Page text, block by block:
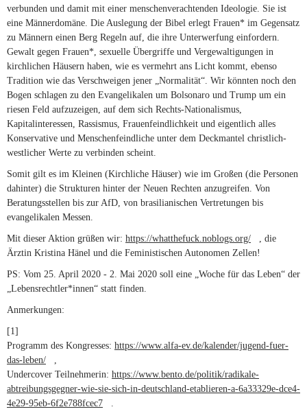
verbunden und damit mit einer menschenverachtenden Ideologie. Sie ist
eine Männerdomäne. Die Auslegung der Bibel erlegt Frauen* im Gegensatz
zu Männern einen Berg Regeln auf, die ihre Unterwerfung einfordern.
Gewalt gegen Frauen*, sexuelle Übergriffe und Vergewaltigungen in
kirchlichen Häusern haben, wie es vermehrt ans Licht kommt, ebenso
Tradition wie das Verschweigen jener „Normalität“. Wir könnten noch den
Bogen schlagen zu den Evangelikalen um Bolsonaro und Trump um ein
riesen Feld aufzuzeigen, auf dem sich Rechts-Nationalismus,
Kapitalinteressen, Rassismus, Frauenfeindlichkeit und eigentlich alles
Konservative und Menschenfeindliche unter dem Deckmantel christlich-
westlicher Werte zu verbinden scheint.
Somit gilt es im Kleinen (Kirchliche Häuser) wie im Großen (die Personen
dahinter) die Strukturen hinter der Neuen Rechten anzugreifen. Von
Beratungsstellen bis zur AfD, von brasilianischen Vertretungen bis
evangelikalen Messen.
Mit dieser Aktion grüßen wir: https://whatthefuck.noblogs.org/ (link is
external)
, die
Ärztin Kristina Hänel und die Feministischen Autonomen Zellen!
PS: Vom 25. April 2020 - 2. Mai 2020 soll eine „Woche für das Leben“ der
„Lebensrechtler*innen“ statt finden.
Anmerkungen:
[1]
Programm des Kongresses: https://www.alfa-ev.de/kalender/jugend-fuer-
das-leben/ (link is external)
,
Undercover Teilnehmerin: https://www.bento.de/politik/radikale-
abtreibungsgegner-wie-sie-sich-in-deutschland-etablieren-a-6a33329e-dce4-
4e29-95eb-6f2e788fcec7 (link is external)
.